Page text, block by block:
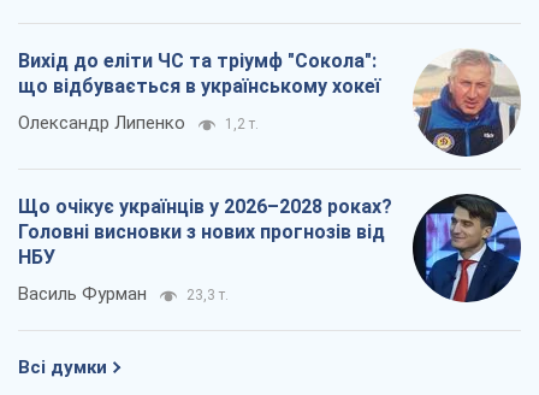
Вихід до еліти ЧС та тріумф "Сокола":
що відбувається в українському хокеї
Олександр Липенко 1,2 т.
Що очікує українців у 2026–2028 роках?
Головні висновки з нових прогнозів від
НБУ
Василь Фурман 23,3 т.
Всі думки